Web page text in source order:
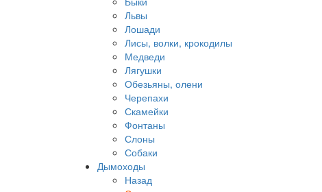
Львы
Лошади
Лисы, волки, крокодилы
Медведи
Лягушки
Обезьяны, олени
Черепахи
Скамейки
Фонтаны
Слоны
Собаки
Дымоходы
Назад